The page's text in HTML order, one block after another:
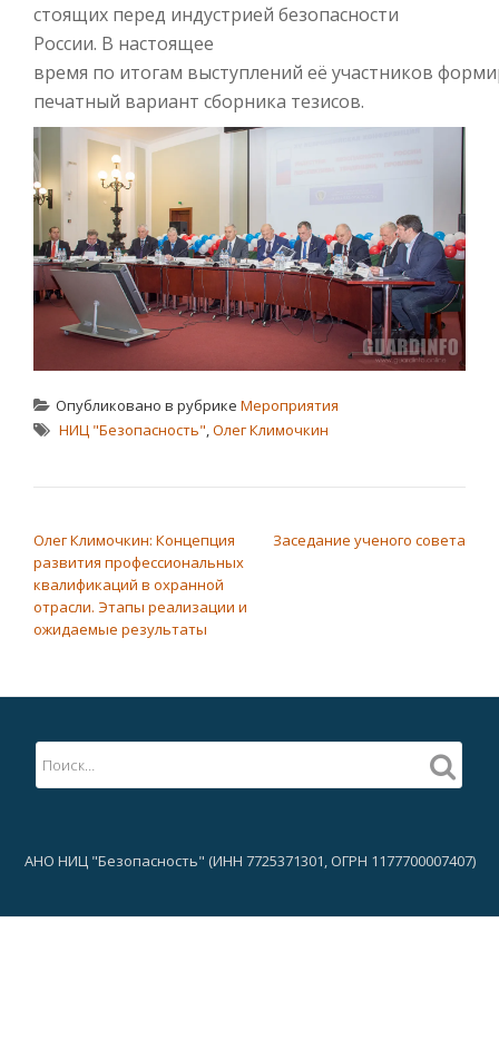
стоящих перед индустрией безопасности
России. В настоящее
время по итогам выступлений её участников
печатный вариант сборника тезисов.
Опубликовано в рубрике Мероприятия
НИЦ "Безопасность",Олег Климочкин
Олег Климочкин: Концепция
развития профессиональных
квалификаций в охранной
отрасли. Этапы реализации и
ожидаемые результаты
Заседание ученого совета
АНО НИЦ "Безопасность" (ИНН 7725371301, ОГРН 1177700007407)